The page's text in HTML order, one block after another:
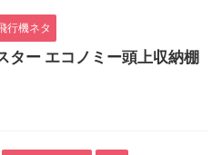
行機ネタ
ター エコノミー頭上収納棚